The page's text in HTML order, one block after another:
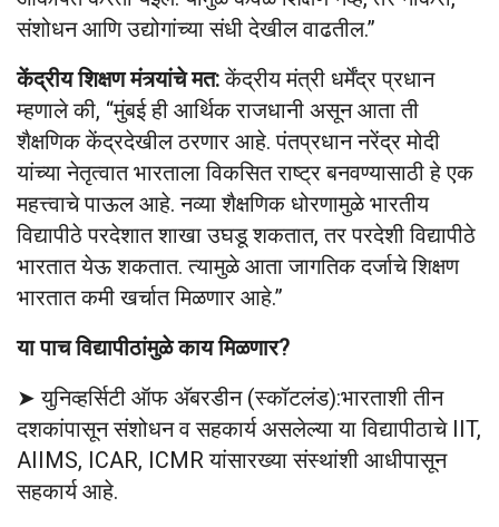
संशोधन आणि उद्योगांच्या संधी देखील वाढतील.”
केंद्रीय शिक्षण मंत्र्यांचे मत:केंद्रीय मंत्री धर्मेंद्र प्रधान
म्हणाले की, “मुंबई ही आर्थिक राजधानी असून आता ती
शैक्षणिक केंद्रदेखील ठरणार आहे. पंतप्रधान नरेंद्र मोदी
यांच्या नेतृत्वात भारताला विकसित राष्ट्र बनवण्यासाठी हे एक
महत्त्वाचे पाऊल आहे. नव्या शैक्षणिक धोरणामुळे भारतीय
विद्यापीठे परदेशात शाखा उघडू शकतात, तर परदेशी विद्यापीठे
भारतात येऊ शकतात. त्यामुळे आता जागतिक दर्जाचे शिक्षण
भारतात कमी खर्चात मिळणार आहे.”
या पाच विद्यापीठांमुळे काय मिळणार?
➤ युनिव्हर्सिटी ऑफ अ‍ॅबरडीन (स्कॉटलंड):भारताशी तीन
दशकांपासून संशोधन व सहकार्य असलेल्या या विद्यापीठाचे IIT,
AIIMS, ICAR, ICMR यांसारख्या संस्थांशी आधीपासून
सहकार्य आहे.